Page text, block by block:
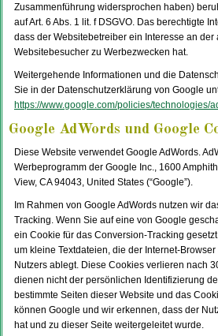
Zusammenführung widersprochen haben)
auf Art. 6 Abs. 1 lit. f DSGVO. Das berechtigte
dass der Websitebetreiber ein Interesse an
Websitebesucher zu Werbezwecken hat.
Weitergehende Informationen und die
Sie in der Datenschutzerklärung von Google
https://www.google.com/policies/technologies/
Google AdWords und Google
Diese Website verwendet Google AdWords.
Werbeprogramm der Google Inc., 1600
View, CA 94043, United States (“Google”).
Im Rahmen von Google AdWords nutzen wir
Tracking. Wenn Sie auf eine von Google
ein Cookie für das Conversion-Tracking
um kleine Textdateien, die der Internet-
Nutzers ablegt. Diese Cookies verlieren nach
dienen nicht der persönlichen Identifizierung
bestimmte Seiten dieser Website und das
können Google und wir erkennen, dass der
hat und zu dieser Seite weitergeleitet wurde.